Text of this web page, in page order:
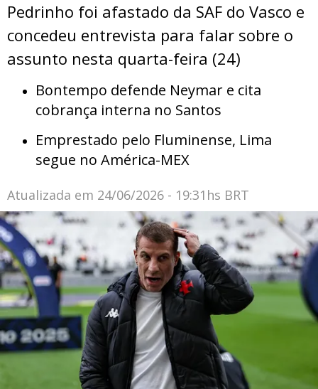
Pedrinho foi afastado da SAF do Vasco e
concedeu entrevista para falar sobre o
assunto nesta quarta-feira (24)
Bontempo defende Neymar e cita
cobrança interna no Santos
Emprestado pelo Fluminense, Lima
segue no América-MEX
Atualizada em 24/06/2026 - 19:31hs BRT